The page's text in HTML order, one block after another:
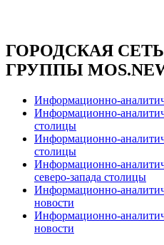
ГОРОДСКАЯ
ГРУППЫ
Информационно-
Информационно-
столицы
Информационно-
столицы
Информационно-
северо-запада столицы
Информационно-
новости
Информационно-
новости